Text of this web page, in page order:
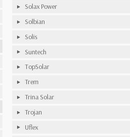
Solax Power
Solbian
Solis
Suntech
TopSolar
Trem
Trina Solar
Trojan
Uflex